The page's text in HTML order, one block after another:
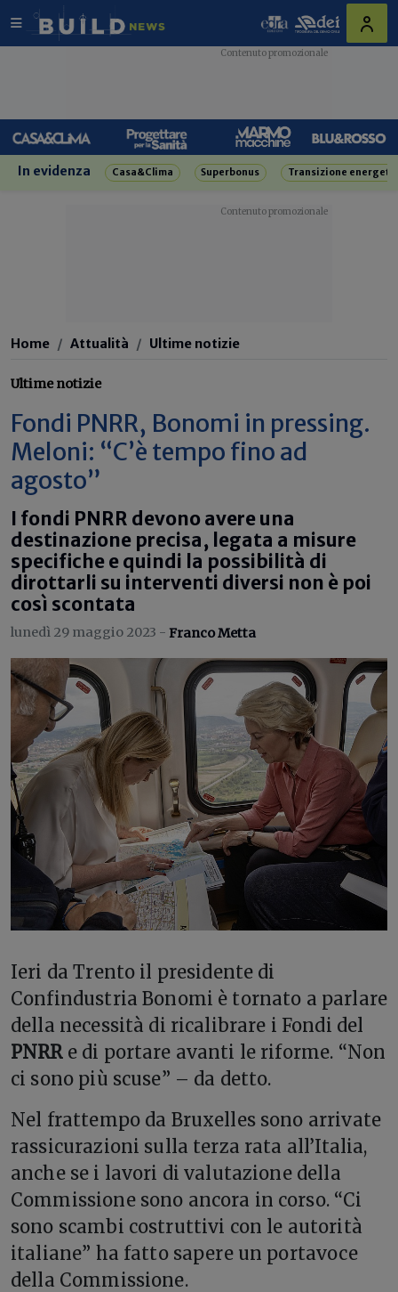
In evidenza Casa&Clima Superbonus Transizione
Home Attualità Ultime notizie
Ultime notizie
Fondi PNRR, Bonomi in pressing.
Meloni: “C’è tempo fino ad
agosto”
I fondi PNRR devono avere una
destinazione precisa, legata a misure
specifiche e quindi la possibilità di
dirottarli su interventi diversi non è poi
così scontata
lunedì 29 maggio 2023 - Franco Metta
Ieri da Trento il presidente di
Confindustria Bonomi è tornato a parlare
della necessità di ricalibrare i Fondi del
PNRR e di portare avanti le riforme. “Non
ci sono più scuse” – da detto.
Nel frattempo da Bruxelles sono arrivate
rassicurazioni sulla terza rata all’Italia,
anche se i lavori di valutazione della
Commissione sono ancora in corso. “Ci
sono scambi costruttivi con le autorità
italiane” ha fatto sapere un portavoce
della Commissione.